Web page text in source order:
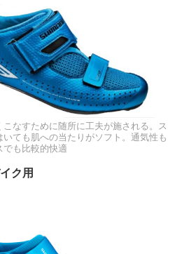
こなすために随所に工夫が施される。ス
ても肌への当たりがソフト。通気性も
でも比較的快適
ク用